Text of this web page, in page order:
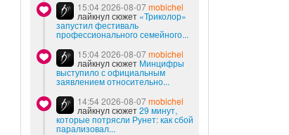
15:04 2026-08-07mobichel
лайкнул сюжет «Триколор»
запустил фестиваль
профессионального семейного...
15:04 2026-08-07mobichel
лайкнул сюжет Минцифры
выступило с официальным
заявлением относительно...
14:54 2026-08-07mobichel
лайкнул сюжет29 минут,
которые потрясли Рунет: как сбой
парализовал...